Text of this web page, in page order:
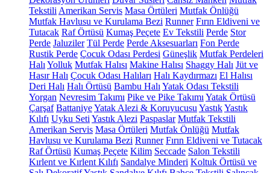
Tekstili Amerikan Servis Masa Örtüleri Mutfak Önlüğü
Mutfak Havlusu ve Kurulama Bezi Runner Fırın Eldiveni ve
Tutacak Raf Örtüsü Kumaş Peçete Ev Tekstili Perde Stor
Perde Jaluziler Tül Perde Perde Aksesuarları Fon Perde
Rustik Perde Çocuk Odası Perdesi Güneşlik Mutfak Perdeleri
Halı Yolluk Mutfak Halısı Makine Halısı Shaggy Halı Jüt ve
Hasır Halı Çocuk Odası Halıları Halı Kaydırmazı El Halısı
Deri Halı Halı Örtüsü Bambu Halı Yatak Odası Tekstili
Yorgan Nevresim Takımı Pike ve Pike Takımı Yatak Örtüsü
Çarşaf BattaniyeYatak Alezi & Koruyucusu YastıkYastık
Kılıfı Uyku Seti Yastık Alezi Paspaslar Mutfak Tekstili
Amerikan Servis Masa Örtüleri Mutfak Önlüğü Mutfak
Havlusu ve Kurulama Bezi Runner Fırın Eldiveni ve Tutacak
Raf Örtüsü Kumaş Peçete Kilim Seccade Salon Tekstili
Kırlent ve Kırlent Kılıfı Sandalye Minderi Koltuk Örtüsü ve